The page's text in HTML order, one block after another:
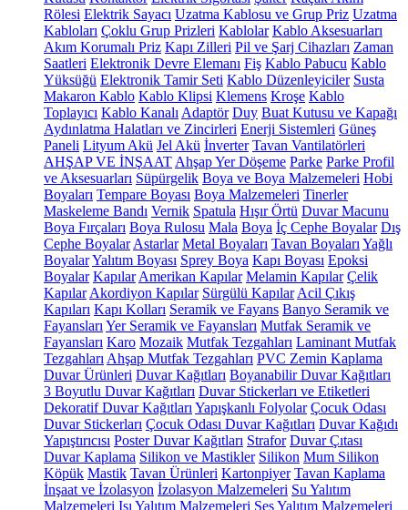
Rölesi Elektrik Sayacı Uzatma Kablosu ve Grup Priz Uzatma
Kabloları Çoklu Grup Prizleri Kablolar Kablo Aksesuarları
Akım Korumalı Priz Kapı Zilleri Pil ve Şarj Cihazları Zaman
Saatleri Elektronik Devre Elemanı Fiş Kablo Pabucu Kablo
Yüksüğü Elektronik Tamir Seti Kablo Düzenleyiciler Susta
Makaron Kablo Kablo Klipsi Klemens Kroşe Kablo
Toplayıcı Kablo Kanalı Adaptör Duy Buat Kutusu ve Kapağı
Aydınlatma Halatları ve Zincirleri Enerji Sistemleri Güneş
Paneli Lityum Akü Jel Akü İnverter Tavan Vantilatörleri
AHŞAP VE İNŞAAT Ahşap Yer Döşeme Parke Parke Profil
ve Aksesuarları Süpürgelik Boya ve Boya Malzemeleri Hobi
Boyaları Tempare Boyası Boya Malzemeleri Tinerler
Maskeleme Bandı Vernik Spatula Hışır Örtü Duvar Macunu
Boya Fırçaları Boya Rulosu Mala Boya İç Cephe Boyalar Dış
Cephe Boyalar Astarlar Metal Boyaları Tavan Boyaları Yağlı
BoyalarYalıtım Boyası Sprey Boya Kapı Boyası Epoksi
Boyalar Kapılar Amerikan Kapılar Melamin Kapılar Çelik
Kapılar Akordiyon Kapılar Sürgülü Kapılar Acil Çıkış
Kapıları Kapı Kolları Seramik ve Fayans Banyo Seramik ve
Fayansları Yer Seramik ve Fayansları Mutfak Seramik ve
Fayansları Karo Mozaik Mutfak Tezgahları Laminant Mutfak
Tezgahları Ahşap Mutfak Tezgahları PVC Zemin Kaplama
Duvar Ürünleri Duvar Kağıtları Boyanabilir Duvar Kağıtları
3 Boyutlu Duvar Kağıtları Duvar Stickerları ve Etiketleri
Dekoratif Duvar Kağıtları Yapışkanlı Folyolar Çocuk Odası
Duvar Stickerları Çocuk Odası Duvar Kağıtları Duvar Kağıdı
Yapıştırıcısı Poster Duvar Kağıtları Strafor Duvar Çıtası
Duvar Kaplama Silikon ve Mastikler Silikon Mum Silikon
Köpük Mastik Tavan Ürünleri Kartonpiyer Tavan Kaplama
İnşaat ve İzolasyon İzolasyon Malzemeleri Su Yalıtım
Malzemeleri Isı Yalıtım Malzemeleri Ses Yalıtım Malzemeleri